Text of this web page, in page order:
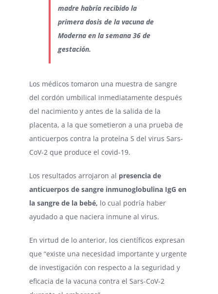
madre habría recibido la
primera dosis de la vacuna de
Moderna en la semana 36 de
gestación.
Los médicos tomaron una muestra de sangre
del cordón umbilical inmediatamente después
del nacimiento y antes de la salida de la
placenta, a la que sometieron a una prueba de
anticuerpos contra la proteína S del virus Sars-
CoV-2 que produce el covid-19.
Los resultados arrojaron al presencia de
anticuerpos de sangre inmunoglobulina IgG en
la sangre de la bebé, lo cual podría haber
ayudado a que naciera inmune al virus.
En virtud de lo anterior, los científicos expresan
que “existe una necesidad importante y urgente
de investigación con respecto a la seguridad y
eficacia de la vacuna contra el Sars-CoV-2